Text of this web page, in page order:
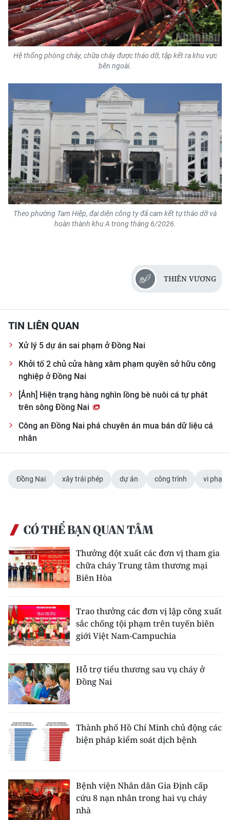
Hệ thống phòng cháy, chữa cháy được tháo dỡ, tập kết ra khu vực
bên ngoài.
Theo phường Tam Hiệp, đại diện công ty đã cam kết tự tháo dỡ và
hoàn thành khu A trong tháng 6/2026.
THIÊN VƯƠNG
TIN LIÊN QUAN
Xử lý 5 dự án sai phạm ở Đồng Nai
Khởi tố 2 chủ cửa hàng xâm phạm quyền sở hữu công
nghiệp ở Đồng Nai
[Ảnh] Hiện trạng hàng nghìn lồng bè nuôi cá tự phát
trên sông Đồng Nai
Công an Đồng Nai phá chuyên án mua bán dữ liệu cá
nhân
Đồng Nai xây trái phép dự án công trình vi
CÓ THỂ BẠN QUAN TÂM
Thưởng đột xuất các đơn vị tham gia
chữa cháy Trung tâm thương mại
Biên Hòa
Trao thưởng các đơn vị lập công xuất
sắc chống tội phạm trên tuyến biên
giới Việt Nam-Campuchia
Hỗ trợ tiểu thương sau vụ cháy ở
Đồng Nai
Thành phố Hồ Chí Minh chủ động các
biện pháp kiểm soát dịch bệnh
Bệnh viện Nhân dân Gia Định cấp
cứu 8 nạn nhân trong hai vụ cháy
nhà